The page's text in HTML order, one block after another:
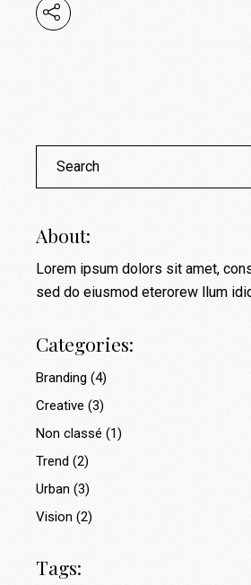
Search
About:
Lorem ipsum dolors sit amet,
sed do eiusmod eterorew llum
Categories:
Branding (4)
Creative (3)
Non classé (1)
Trend (2)
Urban (3)
Vision (2)
Tags: